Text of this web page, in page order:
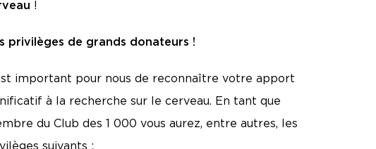
!
privilèges de grands donateurs !
important pour nous de reconnaître votre apport
à la recherche sur le cerveau. En tant que
du Club des 1 000 vous aurez, entre autres, les
suivants :